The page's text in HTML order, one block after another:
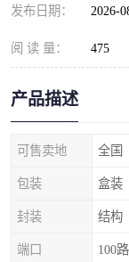
发布日期： 2026-
阅 读 量： 475
产品描述
可售卖地 全国
包装 盒装
封装 结构
端口 100路